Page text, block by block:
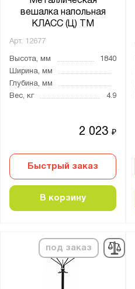
вешалка напольная
КЛАСС (Ц) ТМ
Арт. 12677
Высота, мм
1840
Ширина, мм
Глубина, мм
Вес, кг
4.9
2 023₽
Быстрый заказ
В корзину
под заказ